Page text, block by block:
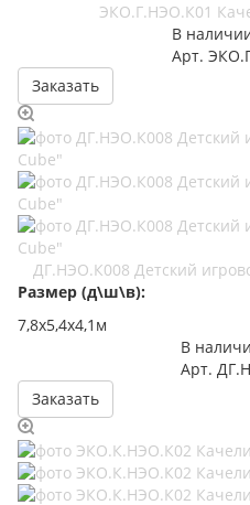
ЭКО.Г.НЭО.К01
В
Арт.
Заказать
ДГ.НЭО.К008 Детский
Размер (д\ш\в):
7,8х5,4х4,1м
В
Арт.
Заказать